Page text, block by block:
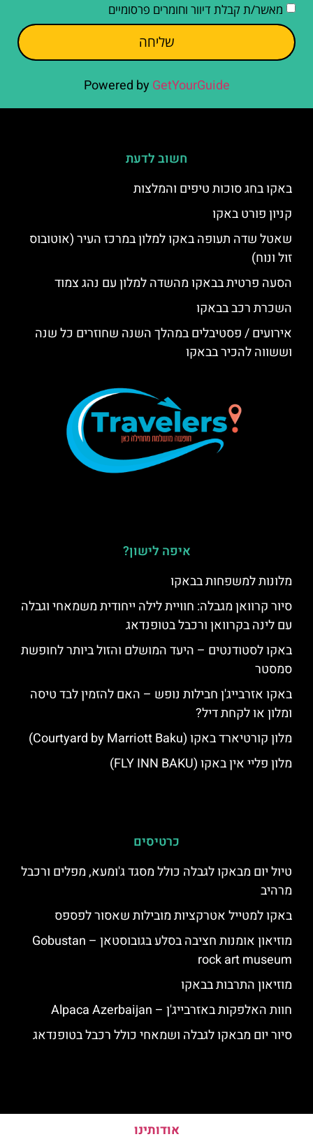
מאשר/ת קבלת דיוור וחומרים פרסומיים
שליחה
Powered by GetYourGuide
חשוב לדעת
באקו בחג סוכות טיפים והמלצות
קניון פורט באקו
שאטל שדה תעופה באקו למלון במרכז העיר (אוטובוס
זול ונוח)
הסעה פרטית בבאקו מהשדה למלון עם נהג צמוד
השכרת רכב בבאקו
אירועים / פסטיבלים במהלך השנה שחוזרים כל שנה
וששווה להכיר בבאקו
איפה לישון?
מלונות למשפחות בבאקו
סיור קרוואן מגבלה: חוויית לילה ייחודית משמאחי וגבלה
עם לינה בקרוואן ורכבל בטופנדאג
באקו לסטודנטים – היעד המושלם והזול ביותר לחופשת
סמסטר
באקו אזרבייג'ן חבילות נופש – האם להזמין לבד טיסה
ומלון או לקחת דיל?
מלון קורטיארד באקו (Courtyard by Marriott Baku)
מלון פליי אין באקו (FLY INN BAKU)
כרטיסים
טיול יום מבאקו לגבלה כולל מסגד ג'ומעא, מפלים ורכבל
מרהיב
באקו למטייל אטרקציות מובילות שאסור לפספס
מוזיאון אומנות חציבה בסלע בגובוסטאן – Gobustan
rock art museum
מוזיאון התרבות בבאקו
חוות האלפקות באזרבייג'ן – Alpaca Azerbaijan
סיור יום מבאקו לגבלה ושמאחי כולל רכבל בטופנדאג
אודותינו